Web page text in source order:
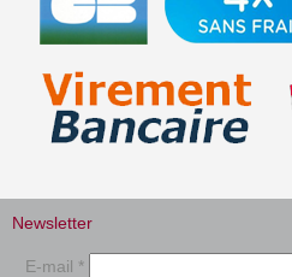
Newsletter
E-mail *